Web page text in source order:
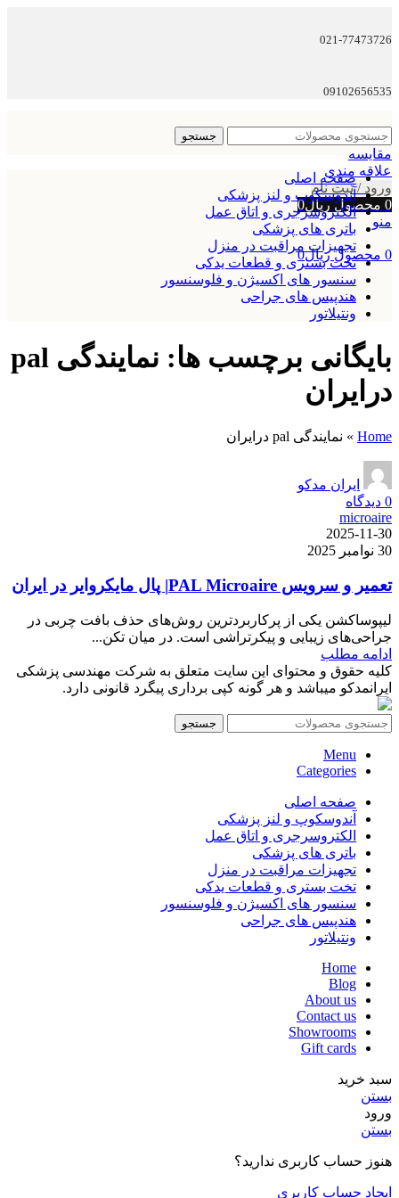
021-77473726
09102656535
جستجو
مقایسه
علاقه مندی
ورود / ثبت نام
0 محصول ریال0
منو
0 محصول ریال0
صفحه اصلی
آندوسکوپ و لنز پزشکی
الکتروسرجری و اتاق عمل
باتری های پزشکی
تجهیزات مراقبت در منزل
تخت بستری و قطعات یدکی
سنسور های اکسیژن و فلوسنسور
هندپیس های جراحی
ونتیلاتور
بایگانی برچسب ها: نمایندگی pal
درایران
Home
» نمایندگی pal درایران
ایران مدکو
0 دیدگاه
microaire
2025-11-30
30 نوامبر 2025
تعمیر و سرویس PAL Microaire| پال مایکروایر در ایران
لیپوساکشن یکی از پرکاربردترین روش‌های حذف بافت چربی در
جراحی‌های زیبایی و پیکرتراشی است. در میان تکن...
ادامه مطلب
کلیه حقوق و محتوای این سایت متعلق به شرکت مهندسی پزشکی
ایرانمدکو میباشد و هر گونه کپی برداری پیگرد قانونی دارد.
جستجو
Menu
Categories
صفحه اصلی
آندوسکوپ و لنز پزشکی
الکتروسرجری و اتاق عمل
باتری های پزشکی
تجهیزات مراقبت در منزل
تخت بستری و قطعات یدکی
سنسور های اکسیژن و فلوسنسور
هندپیس های جراحی
ونتیلاتور
Home
Blog
About us
Contact us
Showrooms
Gift cards
سبد خرید
بستن
ورود
بستن
هنوز حساب کاربری ندارید؟
ایجاد حساب کاربری